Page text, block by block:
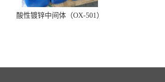
酸性镀锌中间体（OX-501）